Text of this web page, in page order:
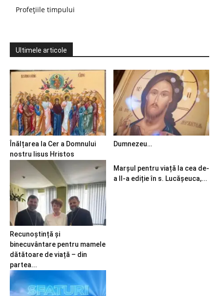
Profețiile timpului
Ultimele articole
Înălțarea la Cer a Domnului
nostru Iisus Hristos
Dumnezeu…
Recunoștință și
binecuvântare pentru mamele
dătătoare de viață – din
partea...
Marșul pentru viață la cea de-
a II-a ediție în s. Lucășeuca,...